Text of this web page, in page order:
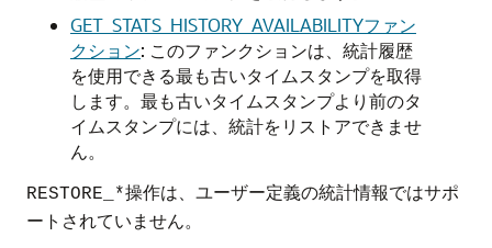
GET_STATS_HISTORY_AVAILABILITYファン
クション: このファンクションは、統計履歴
を使用できる最も古いタイムスタンプを取得
します。最も古いタイムスタンプより前のタ
イムスタンプには、統計をリストアできませ
ん。
RESTORE_*操作は、ユーザー定義の統計情報ではサポ
ートされていません。